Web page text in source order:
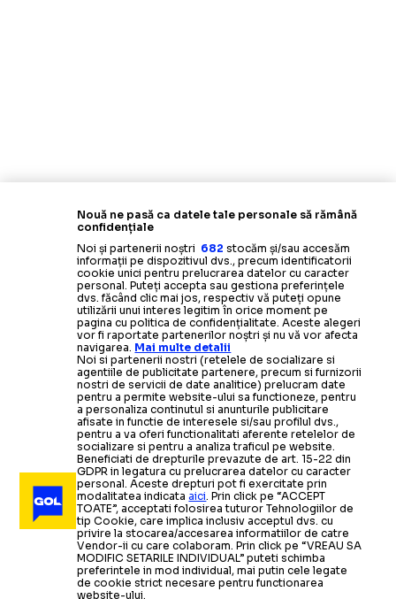
Nouă ne pasă ca datele tale personale să rămână
confidențiale
Noi și partenerii noștri 682 stocăm și/sau accesăm
informații pe dispozitivul dvs., precum identificatorii
cookie unici pentru prelucrarea datelor cu caracter
personal. Puteți accepta sau gestiona preferințele
dvs. făcând clic mai jos, respectiv vă puteți opune
utilizării unui interes legitim în orice moment pe
pagina cu politica de confidențialitate. Aceste alegeri
vor fi raportate partenerilor noștri și nu vă vor afecta
navigarea. Mai multe detalii
Noi si partenerii nostri (retelele de socializare si
agentiile de publicitate partenere, precum si furnizorii
nostri de servicii de date analitice) prelucram date
pentru a permite website-ului sa functioneze, pentru
a personaliza continutul si anunturile publicitare
afisate in functie de interesele si/sau profilul dvs.,
pentru a va oferi functionalitati aferente retelelor de
socializare si pentru a analiza traficul pe website.
Beneficiati de drepturile prevazute de art. 15-22 din
GDPR in legatura cu prelucrarea datelor cu caracter
personal. Aceste drepturi pot fi exercitate prin
modalitatea indicataaici. Prin click pe “ACCEPT
TOATE”, acceptati folosirea tuturor Tehnologiilor de
tip Cookie, care implica inclusiv acceptul dvs. cu
privire la stocarea/accesarea informatiilor de catre
Vendor-ii cu care colaboram. Prin click pe “VREAU SA
MODIFIC SETARILE INDIVIDUAL” puteti schimba
preferintele in mod individual, mai putin cele legate
de cookie strict necesare pentru functionarea
website-ului.